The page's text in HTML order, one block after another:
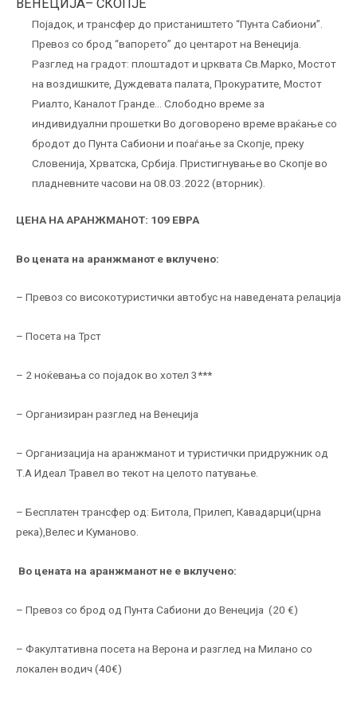
ВЕНЕЦИЈА– СКОПЈЕ
Појадок, и трансфер до пристаништето “Пунта Сабиони”.
Превоз со брод “вапорето” до центарот на Венеција.
Разглед на градот: плоштадот и црквата Св.Марко, Мостот
на воздишките, Дуждевата палата, Прокуратите, Мостот
Риалто, Каналот Гранде… Слободно време за
индивидуални прошетки Во договорено време враќање со
бродот до Пунта Сабиони и поаѓање за Скопје, преку
Словенија, Хрватска, Србија. Пристигнување во Скопје во
пладневните часови на 08.03.2022 (вторник).
ЦЕНА НА АРАНЖМАНОТ: 109 ЕВРА
Во цената на аранжманот е вклучено:
– Превоз со високотуристички автобус на наведената релација
– Посета на Трст
– 2 ноќевања со појадок во хотел 3***
– Организиран разглед на Венеција
– Организација на аранжманот и туристички придружник од
Т.А Идеал Травел во текот на целото патување.
– Бесплатен трансфер од: Битола, Прилеп, Кавадарци(црна
река),Велес и Куманово.
Во цената на аранжманот не е вклучено:
– Превоз со брод од Пунта Сабиони до Венецијa (20 €)
– Факултативна посета на Верона и разглед на Милано со
локален водич (40€)